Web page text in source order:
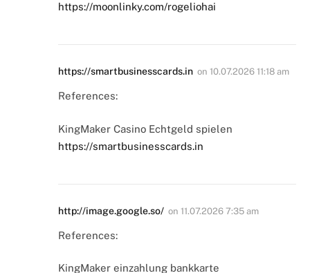
https://moonlinky.com/rogeliohai
https://smartbusinesscards.in on 10.07.2026 11:18 am
References:
KingMaker Casino Echtgeld spielen
https://smartbusinesscards.in
http://image.google.so/ on 11.07.2026 7:35 am
References:
KingMaker einzahlung bankkarte